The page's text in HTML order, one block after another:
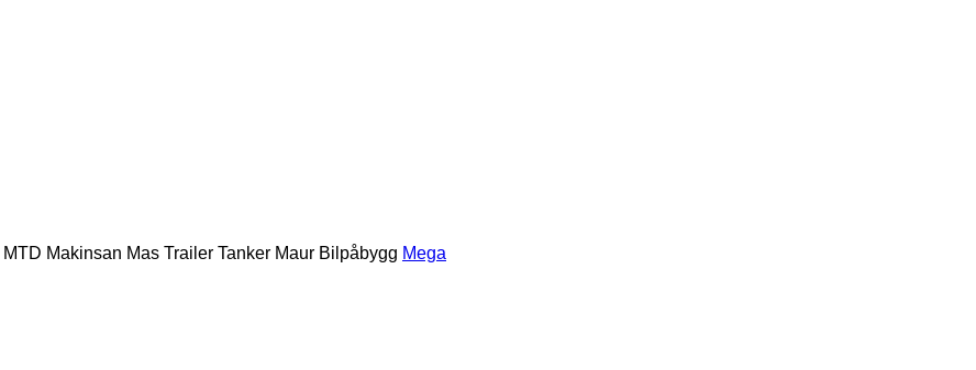
MTD Makinsan Mas Trailer Tanker Maur Bilpåbygg Mega